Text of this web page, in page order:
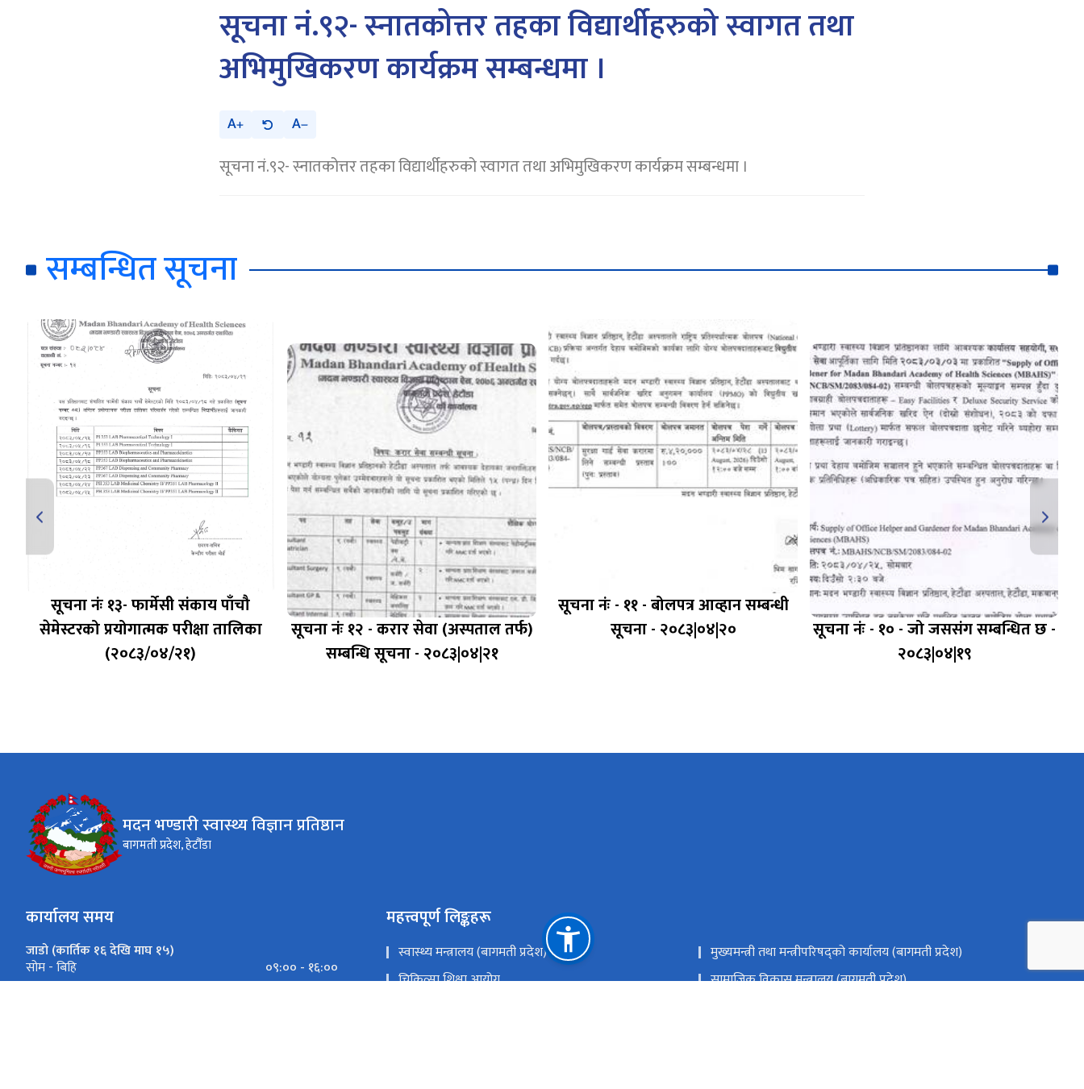
सूचना नं.९२- स्नातकोत्तर तहका विद्यार्थीहरुको स्वागत तथा
अभिमुखिकरण कार्यक्रम सम्बन्धमा ।
A A
सूचना नं.९२- स्नातकोत्तर तहका विद्यार्थीहरुको स्वागत तथा अभिमुखिकरण कार्यक्रम सम्बन्धमा ।
सम्बन्धित सूचना
सूचना नंः १३- फार्मेसी संकाय पाँचौ
सेमेस्टरको प्रयोगात्मक परीक्षा तालिका
(२०८३/०४/२१)
सूचना नंः १२ - करार सेवा (अस्पताल तर्फ)
सम्बन्धि सूचना - २०८३|०४|२१
सूचना नंः - ११ - बोलपत्र आव्हान सम्बन्धी
सूचना - २०८३|०४|२०
सूचना नंः - १० - जो जससंग सम्बन्धित छ -
२०८३|०४|१९
मदन भण्डारी स्वास्थ्य विज्ञान प्रतिष्ठान
बागमती प्रदेश, हेटौँडा
कार्यालय समय
जाडो (कार्तिक १६ देखि माघ १५)
सोम - बिहि
०९:०० - १६:००
शुक्रबार
०९:००-१६:००
महत्त्वपूर्ण लिङ्कहरू
स्वास्थ्य मन्त्रालय (बागमती प्रदेश)
मुख्यमन्त्री तथा मन्त्रीपरिषद्को कार्यालय (बागमती प्रदेश)
चिकित्सा शिक्षा आयोग
सामाजिक विकास मन्त्रालय (बागमती प्रदेश)